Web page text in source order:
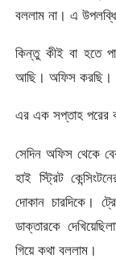
বললাম না। এ
কিন্তু কীই বা হতে
আছি। অফিস করছি।
এর এক সপ্তাহ পরের
সেদিন অফিস থেকে
হাই স্ট্রিট
দোকান চারদিকে।
ডাক্তারকে
গিয়ে কথা বললাম।